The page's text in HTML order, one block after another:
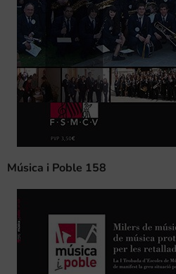
Música i Poble 158